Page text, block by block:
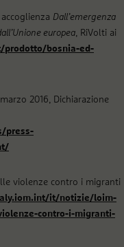
Dall’emergenza
europea, RiVolti ai
prodotto/bosnia-ed-
2016, Dichiarazione
press-
violenze contro i migranti
it/notizie/loim-
contro-i-migranti-